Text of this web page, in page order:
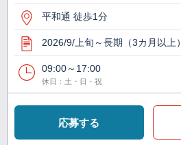
平和通 徒歩1分
2026/9/上旬～長期（3カ月以上）
09:00～17:00
休日：土・日・祝
応募する